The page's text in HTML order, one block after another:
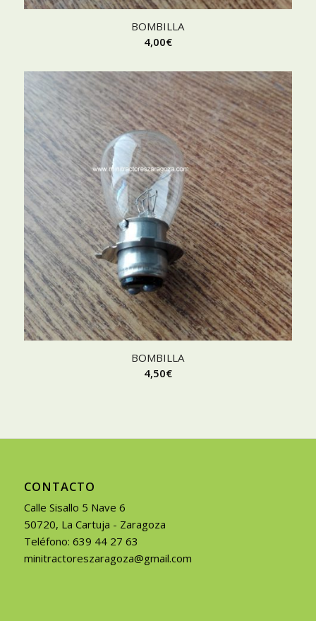
BOMBILLA
4,00€
BOMBILLA
4,50€
CONTACTO
Calle Sisallo 5 Nave 6
50720, La Cartuja - Zaragoza
Teléfono: 639 44 27 63
minitractoreszaragoza@gmail.com